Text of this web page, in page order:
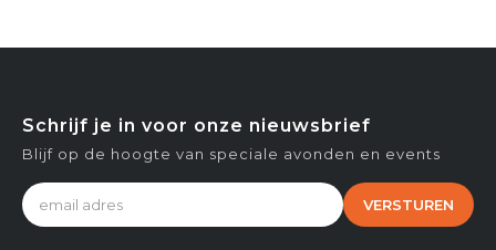
Schrijf je in voor onze nieuwsbrief
Blijf op de hoogte van speciale avonden en events
VERSTUREN